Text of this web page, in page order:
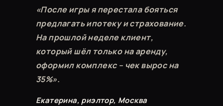
«После игры я перестала бояться
предлагать ипотеку и страхование.
На прошлой неделе клиент,
который шёл только на аренду,
оформил комплекс – чек вырос на
35%».
Екатерина, риэлтор, Москва